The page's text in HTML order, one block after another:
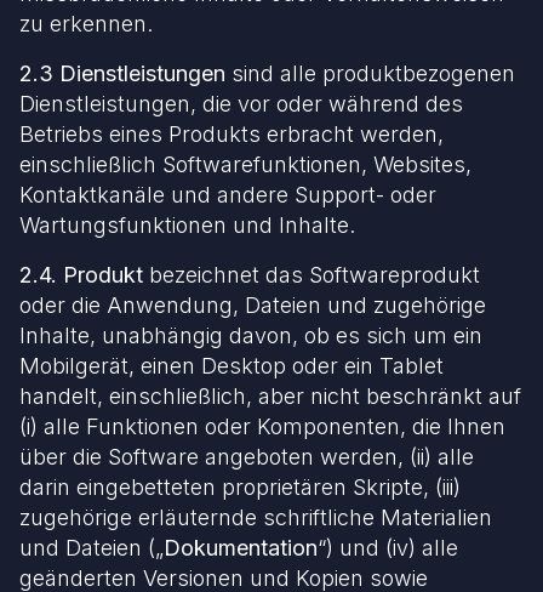
zu erkennen.
2.3 Dienstleistungen sind alle produktbezogenen
Dienstleistungen, die vor oder während des
Betriebs eines Produkts erbracht werden,
einschließlich Softwarefunktionen, Websites,
Kontaktkanäle und andere Support- oder
Wartungsfunktionen und Inhalte.
2.4. Produkt bezeichnet das Softwareprodukt
oder die Anwendung, Dateien und zugehörige
Inhalte, unabhängig davon, ob es sich um ein
Mobilgerät, einen Desktop oder ein Tablet
handelt, einschließlich, aber nicht beschränkt auf
(i) alle Funktionen oder Komponenten, die Ihnen
über die Software angeboten werden, (ii) alle
darin eingebetteten proprietären Skripte, (iii)
zugehörige erläuternde schriftliche Materialien
und Dateien („Dokumentation“) und (iv) alle
geänderten Versionen und Kopien sowie